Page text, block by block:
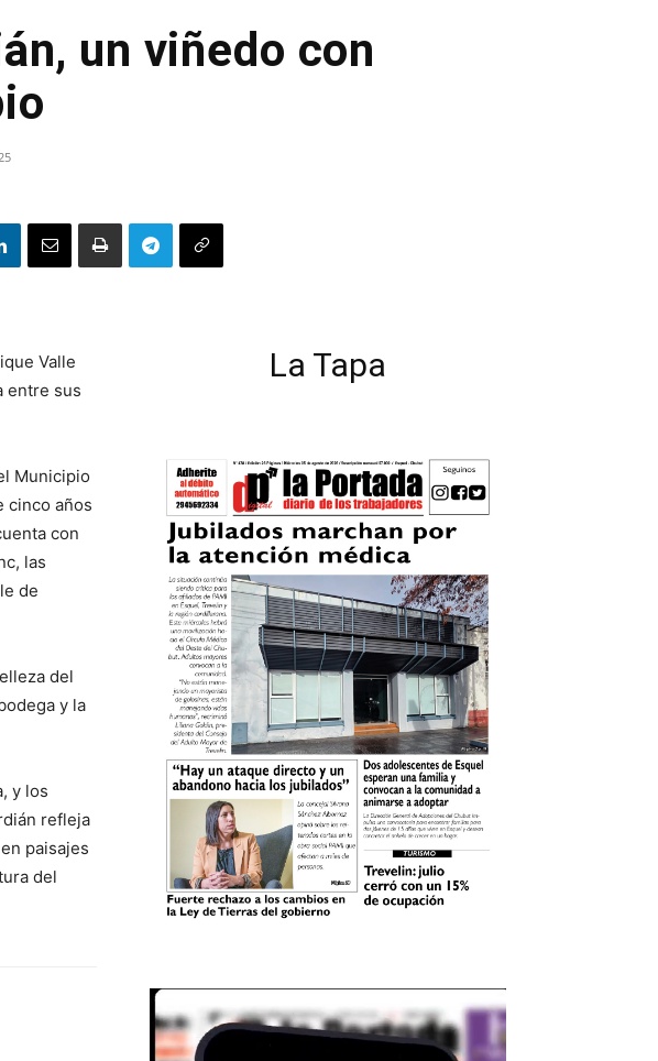
un viñedo con
Valle
entre sus
Municipio
cinco años
con
las
de
del
y la
y los
refleja
paisajes
del
La Tapa